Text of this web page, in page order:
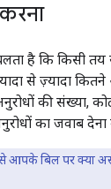
है कि किसी तय
से ज़्यादा
की संख्या,
का जवाब
आपके बिल पर क्या